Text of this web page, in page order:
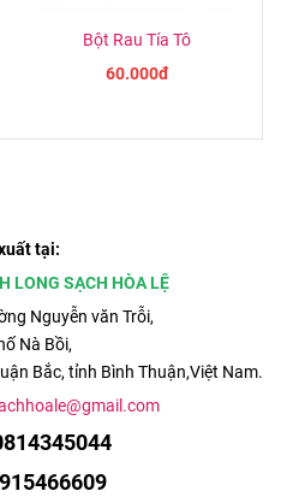
Bột Rau Tía Tô
60.000đ
tại:
LONG SẠCH HÒA LỆ
Nguyễn văn Trỗi,
Nà Bồi,
Bắc, tỉnh Bình Thuận,Việt Nam.